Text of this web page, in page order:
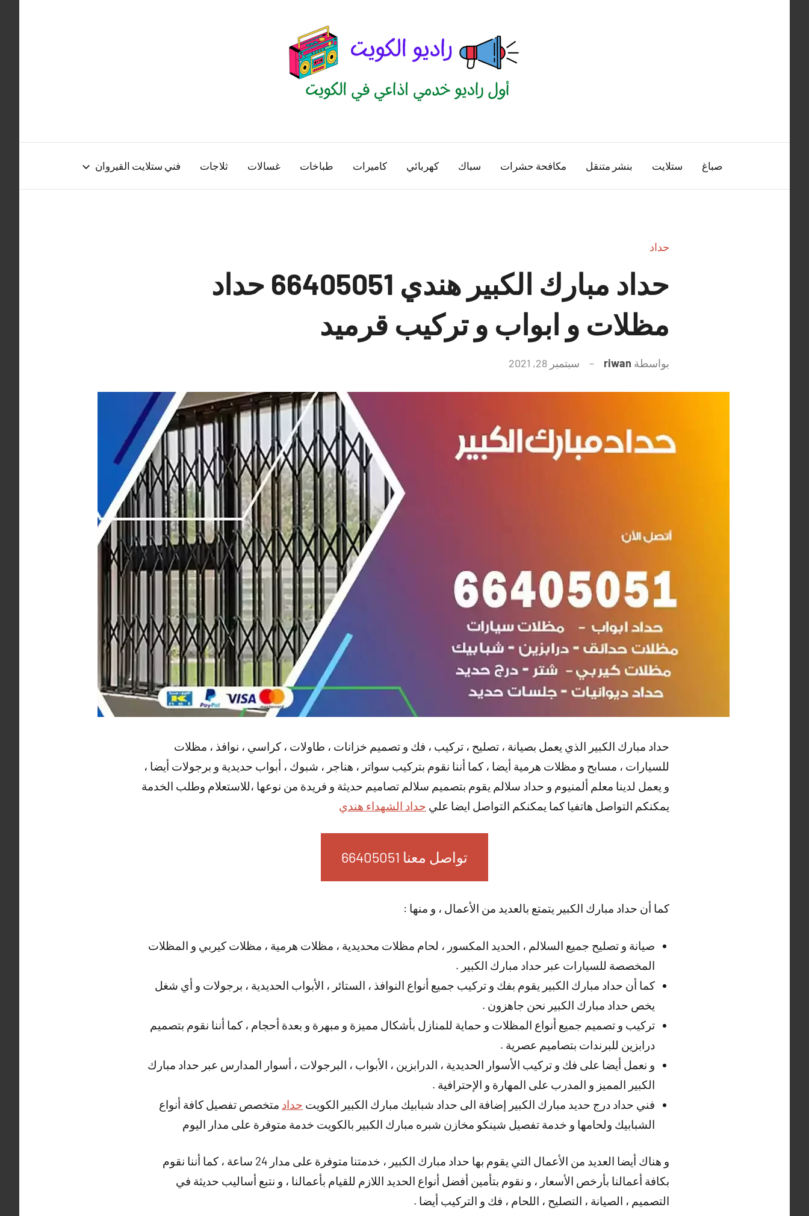
الكويت
منصة
اذاعية
صباغ ستلايت بنشر متنقل مكافحة حشرات سباك كهربائي كاميرات طباخات غسالات ثلاجات فني ستلايت القيروان
حداد
حداد مبارك الكبير هندي 66405051 حداد
مظلات و ابواب و تركيب قرميد
بواسطة riwan سبتمبر 28, 2021
حداد مبارك الكبير الذي يعمل بصيانة ، تصليح ، تركيب ، فك و تصميم خزانات ، طاولات ، كراسي ، نوافذ ، مظلات
للسيارات ، مسابح و مظلات هرمية أيضا ، كما أننا نقوم بتركيب سواتر ، هناجر ، شبوك ، أبواب حديدية و برجولات أيضا ،
و يعمل لدينا معلم ألمنيوم و حداد سلالم يقوم بتصميم سلالم تصاميم حديثة و فريدة من نوعها ،للاستعلام وطلب الخدمة
يمكنكم التواصل هاتفيا كما يمكنكم التواصل ايضا علي حداد الشهداء هندي
تواصل معنا 66405051
كما أن حداد مبارك الكبير يتمتع بالعديد من الأعمال ، و منها :
صيانة و تصليح جميع السلالم ، الحديد المكسور ، لحام مظلات محديدية ، مظلات هرمية ، مظلات كيربي و المظلات
المخصصة للسيارات عبر حداد مبارك الكبير .
كما أن حداد مبارك الكبير يقوم بفك و تركيب جميع أنواع النوافذ ، الستائر ، الأبواب الحديدية ، برجولات و أي شغل
يخص حداد مبارك الكبير نحن جاهزون .
تركيب و تصميم جميع أنواع المظلات و حماية للمنازل بأشكال مميزة و مبهرة و بعدة أحجام ، كما أننا نقوم بتصميم
درابزين للبرندات بتصاميم عصرية .
و نعمل أيضا على فك و تركيب الأسوار الحديدية ، الدرابزين ، الأبواب ، البرجولات ، أسوار المدارس عبر حداد مبارك
الكبير المميز و المدرب على المهارة و الإحترافية .
فني حداد درج حديد مبارك الكبير إضافة الى حداد شبابيك مبارك الكبير الكويت حداد متخصص تفصيل كافة أنواع
الشبابيك ولحامها و خدمة تفصيل شينكو مخازن شبره مبارك الكبير بالكويت خدمة متوفرة على مدار اليوم
و هناك أيضا العديد من الأعمال التي يقوم بها حداد مبارك الكبير ، خدمتنا متوفرة على مدار 24 ساعة ، كما أننا نقوم
بكافة أعمالنا بأرخص الأسعار ، و نقوم بتأمين أفضل أنواع الحديد اللازم للقيام بأعمالنا ، و نتبع أساليب حديثة في
التصميم ، الصيانة ، التصليح ، اللحام ، فك و التركيب أيضا .